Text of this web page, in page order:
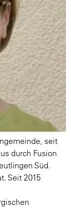
seit
durch Fusion
Süd.
Seit 2015